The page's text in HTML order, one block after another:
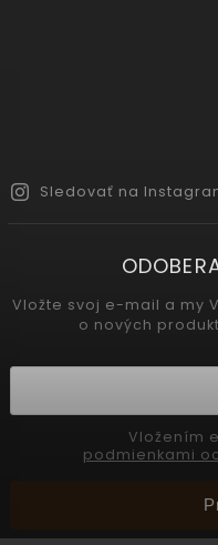
Sledovať na
Vložte svoj e-mail a my
o nových
podmienkami